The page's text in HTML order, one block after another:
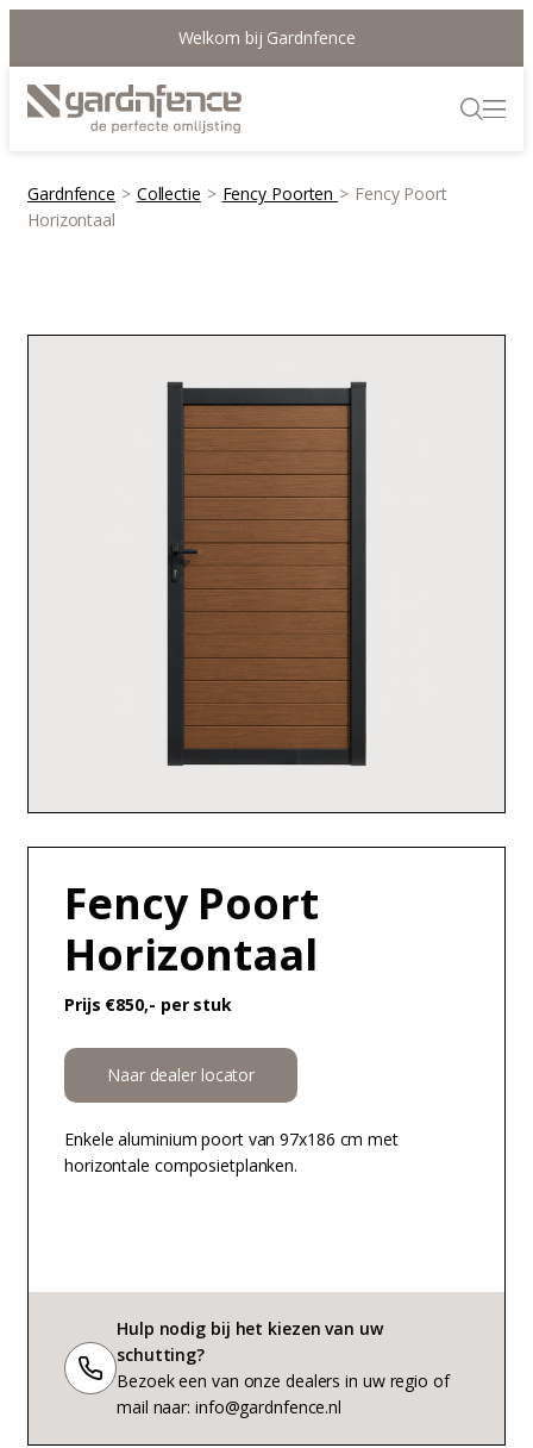
Welkom bij Gardnfence
Gardnfence > Collectie > Fency Poorten > Fency Poort
Horizontaal
Fency Poort
Horizontaal
Prijs €850,- per stuk
Naar dealer locator
Enkele aluminium poort van 97x186 cm met
horizontale composietplanken.
Hulp nodig bij het kiezen van uw
schutting?
Bezoek een van onze dealers in uw regio of
mail naar: info@gardnfence.nl